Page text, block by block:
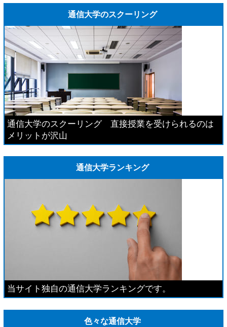
通信大学のスクーリング
通信大学のスクーリング 直接授業を受けられるのは
メリットが沢山
通信大学ランキング
当サイト独自の通信大学ランキングです。
色々な通信大学